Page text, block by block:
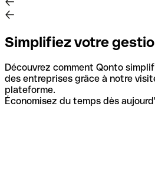
Simplifiez votre
Découvrez comment Qonto
des entreprises grâce à notre
plateforme.
Économisez du temps dès